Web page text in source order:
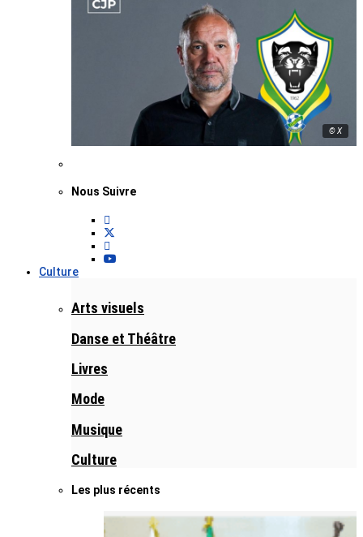
© X
Nous Suivre
Culture
Arts visuels
Danse et Théâtre
Livres
Mode
Musique
Culture
Les plus récents